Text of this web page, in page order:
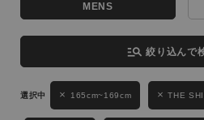
キーワード
性別
MENS LADIES
MENS
manage_search 絞り込んで
165cm~169cm THE